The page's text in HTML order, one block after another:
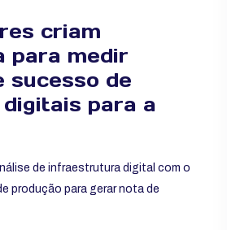
criam
para medir
sucesso de
para a
de infraestrutura digital com o
produção para gerar nota de